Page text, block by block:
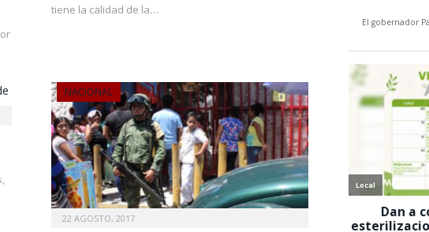
tiene la calidad de la…
NACIONAL
22 AGOSTO, 2017